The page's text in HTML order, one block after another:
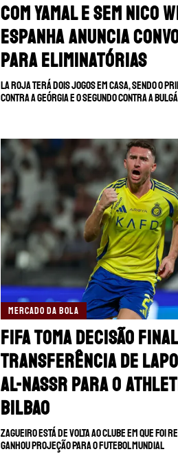
Com Yamal e sem Nico
Espanha anuncia
para Eliminatórias
La Roja terá dois jogos em casa, sendo o
contra a Geórgia e o segundo contra a
MERCADO DA BOLA
Fifa toma decisão
transferência de
Al-Nassr para o
Bilbao
Zagueiro está de volta ao clube em que foi
ganhou projeção para o futebol mundial